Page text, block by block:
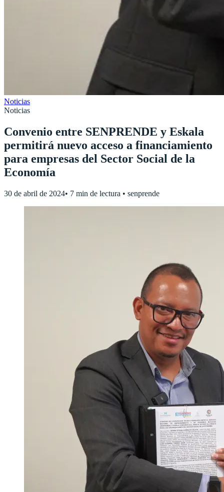
Noticias
Noticias
Convenio entre SENPRENDE y Eskala
permitirá nuevo acceso a financiamiento
para empresas del Sector Social de la
Economía
30 de abril de 2024• 7 min de lectura • senprende